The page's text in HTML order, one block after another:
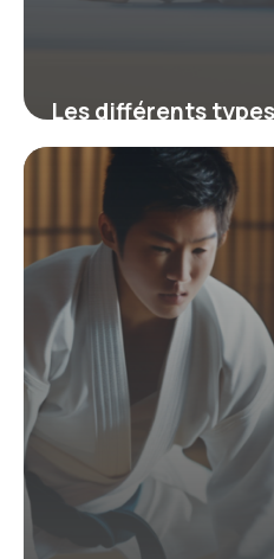
Les différents
choix, utilisation
12 février 2026